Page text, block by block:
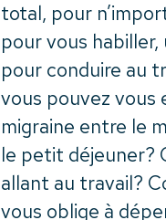
total, pour
pour vous
pour conduire au
vous pouvez vous
migraine entre le
le petit déjeuner?
allant au travail?
vous oblige à